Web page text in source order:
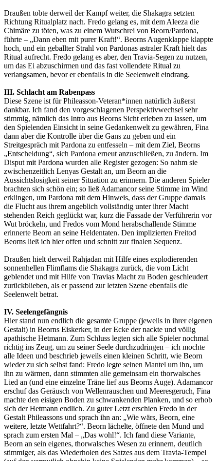
Draußen tobte derweil der Kampf weiter, die Shakagra setzten
Richtung Ritualplatz nach. Fredo gelang es, mit dem Aleeza die
Chimäre zu töten, was zu einem Wutschrei von Beorn/Pardona,
führte – „Dann eben mit purer Kraft!“. Beorns Augenklappe klappte
hoch, und ein geballter Strahl von Pardonas astraler Kraft hielt das
Ritual aufrecht. Fredo gelang es aber, den Travia-Segen zu nutzen,
um das Ei abzuschirmen und das fast vollendete Ritual zu
verlangsamen, bevor er ebenfalls in die Seelenwelt eindrang.
III. Schlacht am Rabenpass
Diese Szene ist für Phileasson-Veteran*innen natürlich äußerst
dankbar. Ich fand den vorgeschlagenen Perspektivwechsel sehr
stimmig, nämlich das Intro aus Beorns Sicht erleben zu lassen, um
den Spielenden Einsicht in seine Gedankenwelt zu gewähren, Fina
dann aber die Kontrolle über die Gans zu geben und ein
Streitgespräch mit Pardona zu entfesseln – mit dem Ziel, Beorns
„Entscheidung“, sich Pardona erneut anzuschließen, zu ändern. Im
Disput mit Pardona wurden alle Register gezogen: So nahm sie
zwischenzeitlich Lenyas Gestalt an, um Beorn an die
Aussichtslosigkeit seiner Situation zu erinnern. Die anderen Spieler
brachten sich schön ein; so ließ Adamancor seine Stimme im Wind
erklingen, um Pardona mit dem Hinweis, dass der Gruppe damals
die Flucht aus ihrem angeblich vollständig unter ihrer Macht
stehenden Reich geglückt war, kurz die Fassade der Verführerin vor
Wut bröckeln, und Fredos vom Mond herabschallende Stimme
erinnerte Beorn an seine Heldentaten. Den implizierten Freitod
Beorns ließ ich hier offen und schnitt zur finalen Sequenz.
Draußen hielt derweil Rahjadan mit Hilfe eines explodierenden
sonnenhellen Flimflams die Shakagra zurück, die vom Licht
geblendet und mit Hilfe von Travias Macht zu Boden geschleudert
zurückblieben, als er passend zur letzten Szene ebenfalls die
Seelenwelt betrat.
IV. Seelengefängnis
Hier stand nun endlich die gesamte Gruppe (jeweils in ihrer eigenen
Gestalt) in Beorns Eiskerker, in der Ecke der nackte und völlig
apathische Hetmann. Zum Schluss legten sich alle Spieler nochmal
richtig ins Zeug, um zu seiner Seele durchzudringen – ich mochte
alle Ideen und beschrieb jeweils einen kleinen Schritt, wie Beorn
wieder zu sich selbst fand: Fredo legte seinen Mantel um ihn, um
ihn zu wärmen, dann stimmten alle gemeinsam ein thorwalsches
Lied an (und eine einzelne Träne lief aus Beorns Auge). Adamancor
erschuf das Geräusch von Wellenrauschen und Meeresgeruch, Fina
machte den eisigen Boden zu schwankenden Planken, und so erhob
sich der Hetmann endlich. Zu guter Letzt erschien Fredo in der
Gestalt Phileassons und sprach ihn an: „Wie wärs, Beorn, eine
weitere, letzte Wettfahrt?“. Beorn lächelte, öffnete den Mund und
sprach zum ersten Mal – „Das wohl!“. Ich fand diese Variante,
Beorn an sein eigenes, thorwalsches Wesen zu erinnern, deutlich
stimmiger, als das Wiederholen des Satzes aus dem Travia-Tempel